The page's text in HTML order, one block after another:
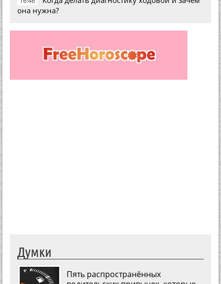
она нужна?
Думки
Пять распространённых